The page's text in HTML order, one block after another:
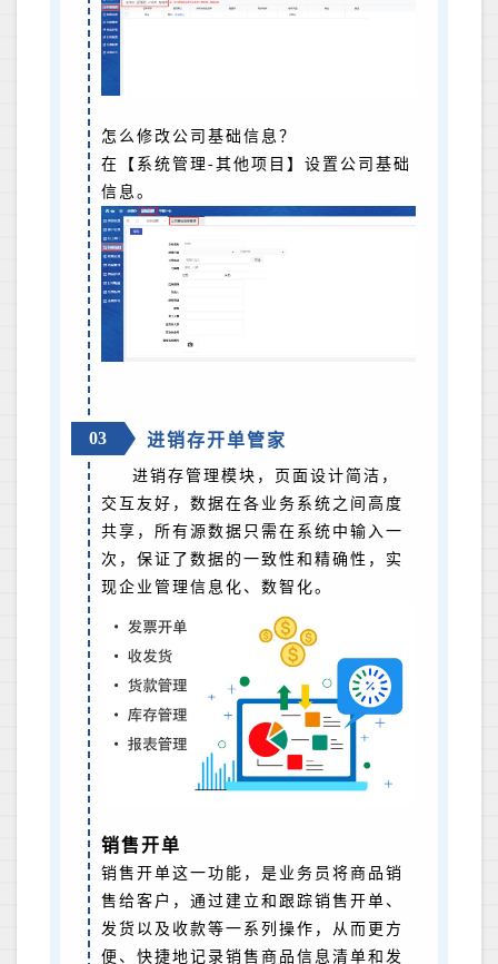
怎么修改公司基础信息？
在【系统管理-其他项目】设置公司基础
信息。
03 进销存开单管家
进销存管理模块，页面设计简洁，
交互友好，数据在各业务系统之间高度
共享，所有源数据只需在系统中输入一
次，保证了数据的一致性和精确性，实
现企业管理信息化、数智化。
销售开单
销售开单这一功能，是业务员将商品销
售给客户，通过建立和跟踪销售开单、
发货以及收款等一系列操作，从而更方
便、快捷地记录销售商品信息清单和发